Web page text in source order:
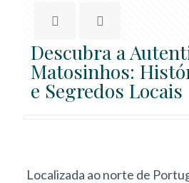
Descubra a
Matosinhos:
e Segredos Locais
Localizada ao norte de